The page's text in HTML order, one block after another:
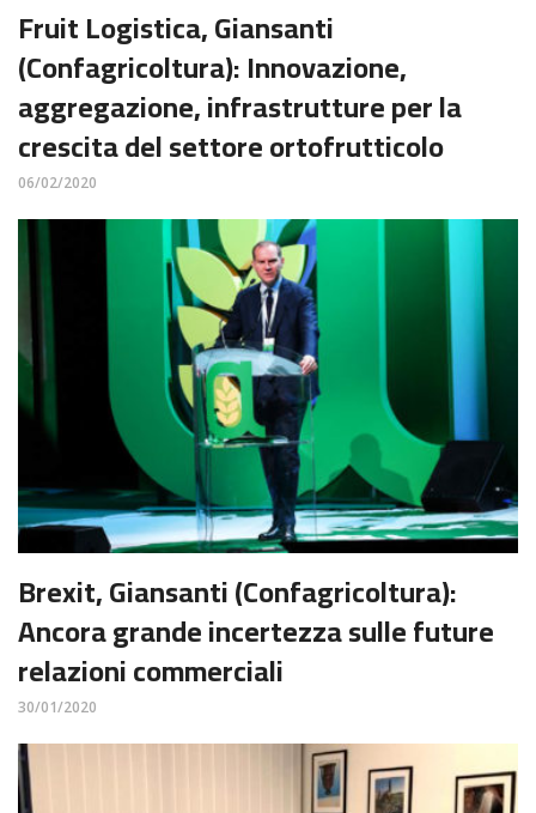
Fruit Logistica, Giansanti
(Confagricoltura): Innovazione,
aggregazione, infrastrutture per la
crescita del settore ortofrutticolo
06/02/2020
Brexit, Giansanti (Confagricoltura):
Ancora grande incertezza sulle future
relazioni commerciali
30/01/2020